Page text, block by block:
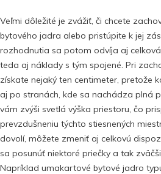
Veľmi dôležité je zvážiť, či chcete
bytového jadra alebo pristúpite k jej
rozhodnutia sa potom odvíja aj
teda aj náklady s tým spojené. Pri
získate nejaký ten centimeter, pretože
aj po stranách, kde sa nachádza plná
vám zvýši svetlá výška priestoru, čo
prevzdušneniu týchto stiesnených
dovolí, môžete zmeniť aj celkovú
sa posunúť niektoré priečky a tak
Napríklad umakartové bytové jadro